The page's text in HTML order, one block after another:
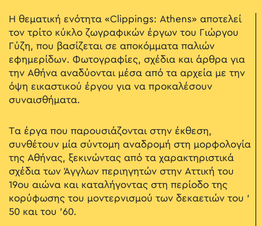
Η θεματική ενότητα «Clippings: Athens» αποτελεί
τον τρίτο κύκλο ζωγραφικών έργων του Γιώργου
Γύζη, που βασίζεται σε αποκόμματα παλιών
εφημερίδων. Φωτογραφίες, σχέδια και άρθρα για
την Αθήνα αναδύονται μέσα από τα αρχεία με την
όψη εικαστικού έργου για να προκαλέσουν
συναισθήματα.
Τα έργα που παρουσιάζονται στην έκθεση,
συνθέτουν μία σύντομη αναδρομή στη μορφολογία
της Αθήνας, ξεκινώντας από τα χαρακτηριστικά
σχέδια των Άγγλων περιηγητών στην Αττική του
19ου αιώνα και καταλήγοντας στη περίοδο της
κορύφωσης του μοντερνισμού των δεκαετιών του '
50 και του '60.